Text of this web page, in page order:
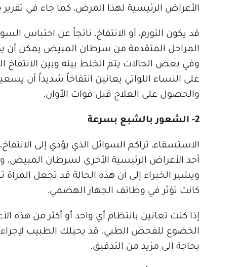
الأعراض الرئيسية لهذا المرض، كما جاء في
قد يكون التورم، أو الانتفاخ، ناتجاً عن احتباس
المراحل المتقدمة من سرطان المبيض يمكن أن
وفي بعض الحالات يتم الخلط بينه وبين
على النساء اللواتي يعانين انتفاخاً شديداً أن
والحصول على العلاج قبل فوات الأوان.
2- الشعور بالشبع بسرعة
الاستسقاء، تراكم السوائل الذي يؤدي إلى
أحد الأعراض الرئيسية الأخرى لسرطان
ويشير الخبراء إلى أن هذه الحالة قد تجعل المرأة
كانت تؤثر في وظائف الجهاز الهضمي.
إذا كنت تعانين بانتظام أي واحد أو أكثر من هذه
الخضوع للفحص الطبي. قد يحيلك الطبيب لإجراء
بحاجة إلى مزيد من التدقيق.